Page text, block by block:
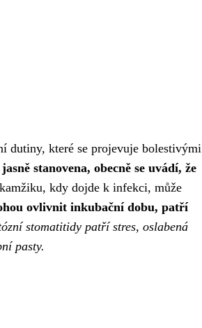
dutiny, které se projevuje bolestivými
stanovena, obecně se uvádí, že
kdy dojde k infekci, může
ovlivnit inkubační dobu, patří
stomatitidy patří stres, oslabená
pasty.